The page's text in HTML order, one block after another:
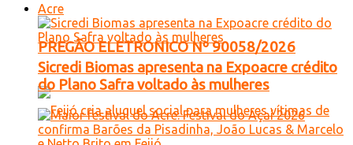
PREGÃO ELETRONICO Nº 90058/2026
Acre
Sicredi Biomas apresenta na Expoacre crédito
do Plano Safra voltado às mulheres